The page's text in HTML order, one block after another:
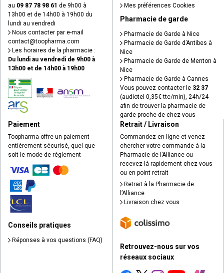
au 09 87 78 98 61 de 9h00 à
13h00 et de 14h00 à 19h00 du
lundi au vendredi
Nous contacter par e-mail
contact@toopharma.com
Les horaires de la pharmacie :
Du lundi au vendredi de 9h00 à
13h00 et de 14h00 à 19h00
Mes préférences Cookies
Pharmacie de garde
Pharmacie de Garde à Nice
Pharmacie de Garde d’Antibes à
Nice
Pharmacie de Garde de Menton à
Nice
Pharmacie de Garde à Cannes
Vous pouvez contacter le 32 37
(audiotel 0,35€ ttc/min), 24h/24
afin de trouver la pharmacie de
garde proche de chez vous
Paiement
Toopharma offre un paiement
entièrement sécurisé, quel que
soit le mode de règlement
Conseils pratiques
Réponses à vos questions (FAQ)
Retrait / Livraison
Commandez en ligne et venez
chercher votre commande à la
Pharmacie de l’Alliance ou
recevez-là rapidement chez vous
ou en point retrait
Retrait à la Pharmacie de
l’Alliance
Livraison chez vous
Retrouvez-nous sur vos
réseaux sociaux